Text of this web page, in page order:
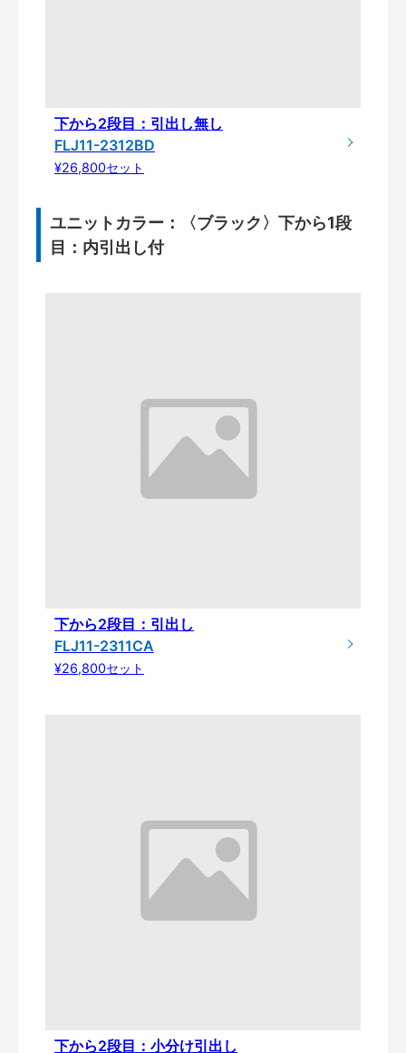
下から2段目：引出し無し
FLJ11-2312BD
¥26,800セット
ユニットカラー：〈ブラック〉下から1段
目：内引出し付
下から2段目：引出し
FLJ11-2311CA
¥26,800セット
下から2段目：小分け引出し